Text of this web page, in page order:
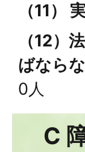
（11）
（12）
ばなら
0人
C